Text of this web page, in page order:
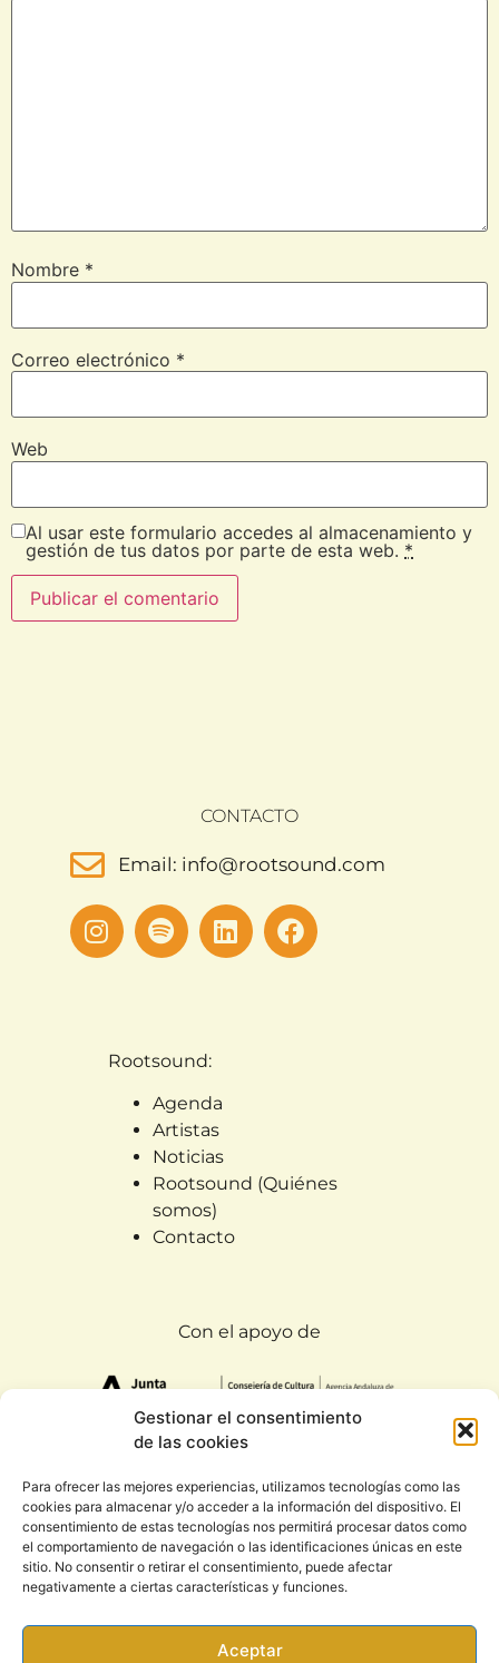
Gestionar el consentimiento
de las cookies
Para ofrecer las mejores experiencias, utilizamos tecnologías como las
cookies para almacenar y/o acceder a la información del dispositivo. El
consentimiento de estas tecnologías nos permitirá procesar datos como
el comportamiento de navegación o las identificaciones únicas en este
sitio. No consentir o retirar el consentimiento, puede afectar
negativamente a ciertas características y funciones.
Aceptar
Nombre *
Correo electrónico *
Web
Al usar este formulario accedes al almacenamiento y
gestión de tus datos por parte de esta web. *
CONTACTO
Email: info@rootsound.com
Rootsound:
Agenda
Artistas
Noticias
Rootsound (Quiénes
somos)
Contacto
Con el apoyo de
Todos los derechos reservados. Rootsound 2020
|Condiciones generales y política de privacidad